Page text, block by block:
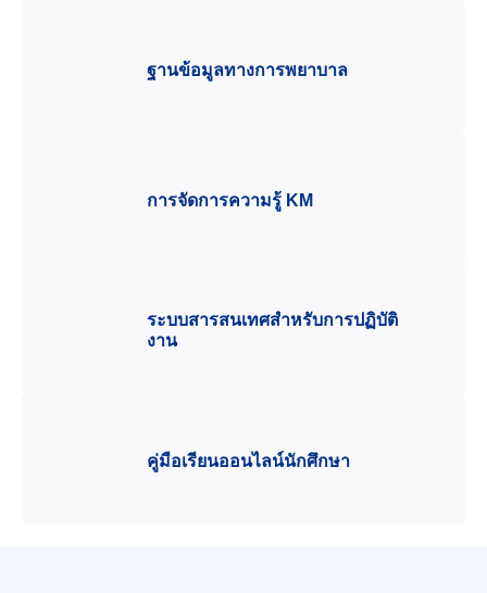
ฐานข้อมูลทางการพยาบาล
การจัดการความรู้ KM
ระบบสารสนเทศสำหรับการปฏิบัติ
งาน
คู่มือเรียนออนไลน์นักศึกษา